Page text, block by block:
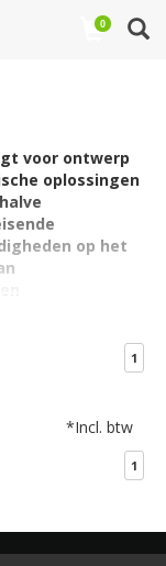
0
voor ontwerp
oplossingen
op het
de
CZone
en het
zijn de BEP
1
*Incl. btw
1